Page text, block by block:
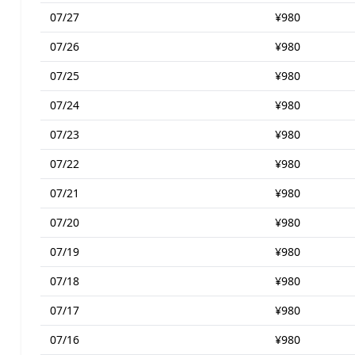
07/27
¥980
07/26
¥980
07/25
¥980
07/24
¥980
07/23
¥980
07/22
¥980
07/21
¥980
07/20
¥980
07/19
¥980
07/18
¥980
07/17
¥980
07/16
¥980